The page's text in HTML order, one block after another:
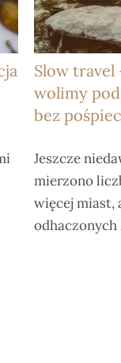
Slow travel
wolimy
bez
Jeszcze
mierzono
więcej miast,